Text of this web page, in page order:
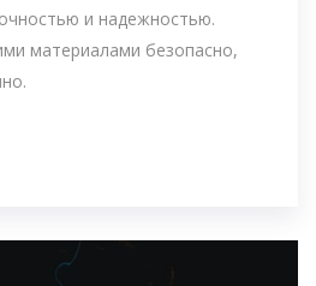
и надежностью.
материалами безопасно,